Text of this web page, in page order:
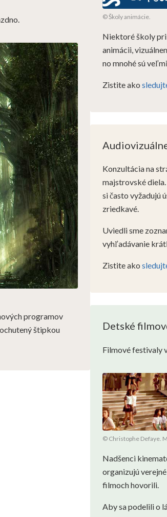
programov
štipkou
© Školy animácie.
Niektoré školy
animácii,
no mnohé sú
Zistite ako
Konzultácia na
majstrovské
si často vyžadujú
zriedkavé.
Uviedli sme
vyhľadávanie
Zistite ako
Detské
Filmové festivaly
© Christophe Defaye.
Nadšenci
organizujú
filmoch hovorili.
Aby sa podelili o